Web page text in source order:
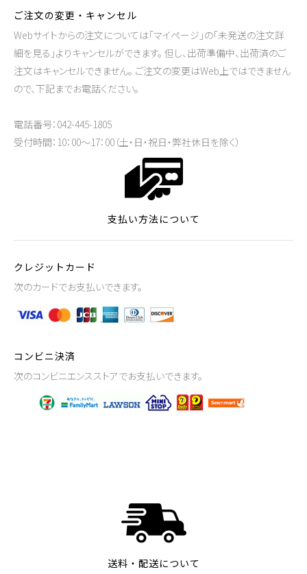
ご注文の変更・キャンセル
Webサイトからの注文については「マイページ」の「未発送の注文詳
細を見る」よりキャンセルができます。 但し、出荷準備中、出荷済のご
注文はキャンセルできません。 ご注文の変更はWeb上ではできません
ので、下記までお電話ください。
電話番号：042-445-1805
受付時間：10：00～17：00（土・日・祝日・弊社休日を除く）
支払い方法について
クレジットカード
次のカードでお支払いできます。
コンビニ決済
次のコンビニエンスストアでお支払いできます。
送料・配送について